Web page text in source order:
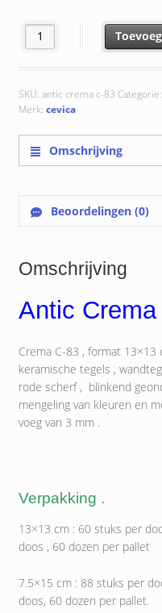
Crema C-83 aantal
SKU: antic crema c-83 Categorie:
Merk: cevica
Omschrijving
Beoordelingen (0)
Omschrijving
Antic Crema
Crema C-83 , format
keramische tegels ,
rode scherf , blinkend
mengeling van kleuren en
voeg van 3 mm .
Verpakking .
13×13 cm : 60 stuks per
doos , 60 dozen per pallet
7.5×15 cm : 88 stuks per
doos, 60 dozen per pallet.